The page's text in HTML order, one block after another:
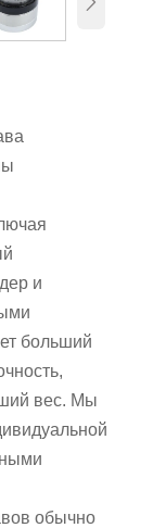
и
больший
вес. Мы
обычно